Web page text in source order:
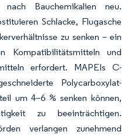
Bauchemikalien neu.
Schlacke, Flugasche
zu senken – ein
Kompatibilitätsmitteln und
erfordert. MAPEIs C-
Polycarboxylat-
um 4–6 % senken können,
zu beeinträchtigen.
verlangen zunehmend